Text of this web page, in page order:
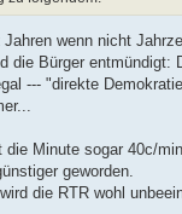
wenn nicht
die Bürger
--- "direkte
die Minute sogar 40c/
geworden.
die RTR wohl